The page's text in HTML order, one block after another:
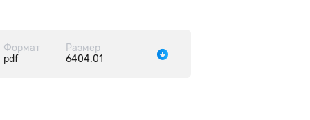
Формат
pdf
Размер
6404.01